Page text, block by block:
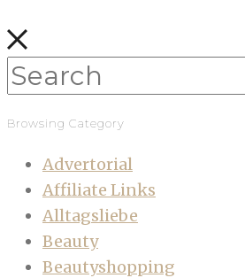
Browsing Category
Advertorial
Affiliate Links
Alltagsliebe
Beauty
Beautyshopping